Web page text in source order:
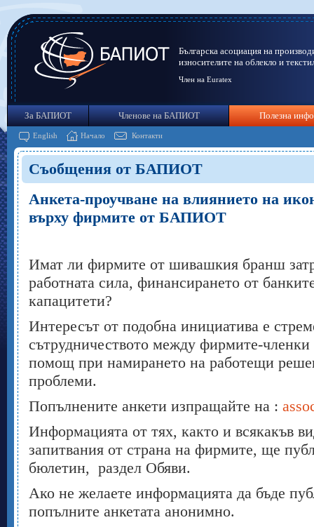
Българска асоциация на
износителите на облекло и
Член на Euratex
За БАПИОТ Членове на БАПИОТ Полезна
English Начало Контакти
Съобщения от БАПИОТ
Анкета-проучване на влиянието на
върху фирмите от БАПИОТ
Имат ли фирмите от шивашкия бранш
работната сила, финансирането от
капацитети?
Интересът от подобна инициатива е
сътрудничеството между фирмите-
помощ при намирането на работещи
проблеми.
Попълнените анкети изпращайте на :
Информацията от тях, както и всякакъв
запитвания от страна на фирмите, ще
бюлетин, раздел Обяви.
Ако не желаете информацията да бъде
попълните анкетата анонимно.